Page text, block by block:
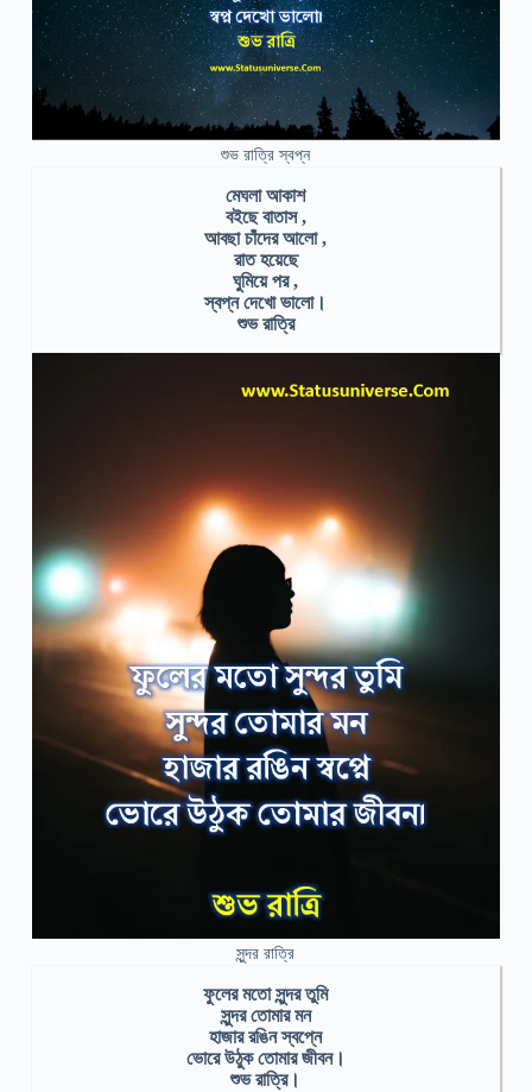
শুভ রাত্রি স্বপ্ন
মেঘলা আকাশ
বইছে বাতাস ,
আবছা চাঁদের আলো ,
রাত হয়েছে
ঘুমিয়ে পর ,
স্বপ্ন দেখো ভালো।
শুভ রাত্রি
সুন্দর রাত্রি
ফুলের মতো সুন্দর তুমি
সুন্দর তোমার মন
হাজার রঙিন স্বপ্নে
ভোরে উঠুক তোমার জীবন।
শুভ রাত্রি।